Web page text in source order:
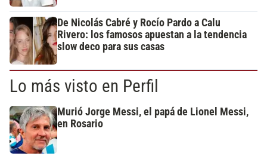
De Nicolás Cabré y Rocío Pardo a Calu
Rivero: los famosos apuestan a la tendencia
slow deco para sus casas
Lo más visto en Perfil
Murió Jorge Messi, el papá de Lionel Messi,
en Rosario